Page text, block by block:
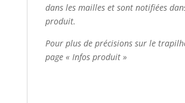
dans les mailles et sont notifiées
produit.
Pour plus de précisions sur le
page « Infos produit »